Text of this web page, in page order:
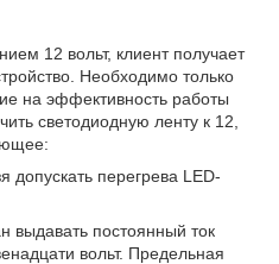
12 вольт, клиент получает
Необходимо только
на эффективность работы
светодиодную ленту к 12,
допускать перегрева LED-
выдавать постоянный ток
вольт. Предельная